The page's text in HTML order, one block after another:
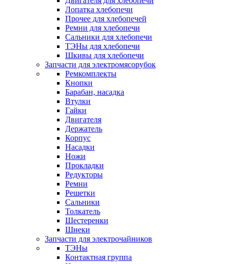
Лопатка хлебопечи
Прочее для хлебопечей
Ремни для хлебопечи
Сальники для хлебопечи
ТЭНы для хлебопечи
Шкивы для хлебопечи
Запчасти для электромясорубок
Ремкомплекты
Кнопки
Барабан, насадка
Втулки
Гайки
Двигателя
Держатель
Корпус
Насадки
Ножи
Прокладки
Редукторы
Ремни
Решетки
Сальники
Толкатель
Шестеренки
Шнеки
Запчасти для электрочайников
ТЭНы
Контактная группа